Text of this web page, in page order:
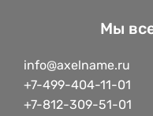
Мы
info@axelname.ru
+7-499-404-11-01
+7-812-309-51-01